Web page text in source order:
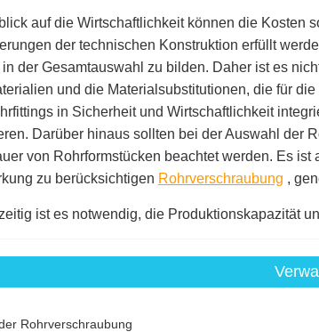
auf die Wirtschaftlichkeit können die Kosten
der technischen Konstruktion erfüllt
in der Gesamtauswahl zu bilden. Daher ist es
und die Materialsubstitutionen, die für
in Sicherheit und Wirtschaftlichkeit
Darüber hinaus sollten bei der Auswahl der
von Rohrformstücken beachtet werden. Es
zu berücksichtigen Rohrverschraubung ,
ist es notwendig, die Produktionskapazität
Rohrverschraubung